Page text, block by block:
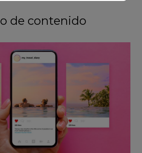
de contenido